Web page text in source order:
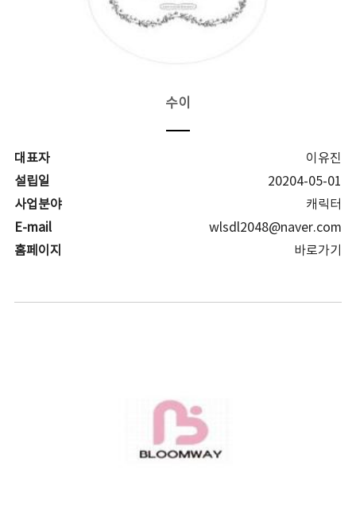
수이
대표자
이유진
설립일
20204-05-01
사업분야
캐릭터
E-mail
wlsdl2048@naver.com
홈페이지
바로가기